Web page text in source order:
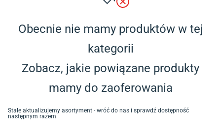
Obecnie nie mamy produktów w tej
kategorii
Zobacz, jakie powiązane produkty
mamy do zaoferowania
Stale aktualizujemy asortyment - wróć do nas i sprawdź dostępność
następnym razem